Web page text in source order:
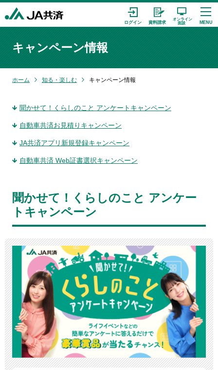
キャンペーン情報
ホーム 知る・楽しむ キャンペーン情報
聞かせて！くらしのこと アンケートキャンペーン
自動車共済お見積りキャンペーン
JA共済アプリ新規登録キャンペーン
自動車共済 Web証書選択キャンペーン
聞かせて！くらしのこと アンケー
トキャンペーン